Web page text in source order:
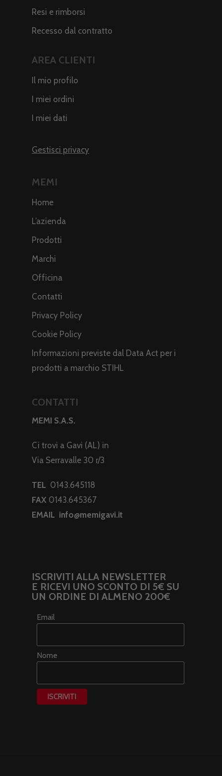
Resi e rimborsi
Recesso dal contratto
AREA CLIENTI
Il mio profilo
I miei ordini
I miei dati
Gestisci privacy
MEMI
Home
L’azienda
Prodotti
Marchi
Officina
Contatti
Privacy Policy
Cookie Policy
Informazioni previste dal Data Act per i
prodotti a marchio STIHL
CONTATTI
MEMI S.A.S.
Ci trovi a Gavi (AL) in
Via Serravalle 30 r/3
TEL 0143.645118
FAX 0143.645367
EMAIL info@memigavi.it
ISCRIVITI ALLA NEWSLETTER
E RICEVI UNO SCONTO DI 5€ SU
UN ORDINE DI ALMENO 200€
Email
Nome